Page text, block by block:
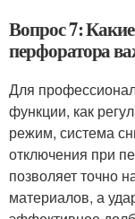
Вопрос 7:
перфоратора
Для
функции, как
режим, система
отключения при
позволяет точно
материалов, а